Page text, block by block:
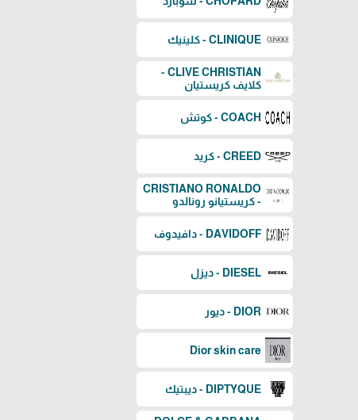
CLINIQUE - كلينيك
CLIVE CHRISTIAN -
كلايف كريستيان
COACH - كوتش
CREED - كريد
CRISTIANO RONALDO
- كريستيانو رونالدو
DAVIDOFF - دافيدوف
DIESEL - ديزل
DIOR - ديور
Dior skin care
DIPTYQUE - ديبتيك